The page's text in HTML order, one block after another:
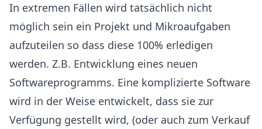
In extremen Fällen wird tatsächlich nicht
möglich sein ein Projekt und Mikroaufgaben
aufzuteilen so dass diese 100% erledigen
werden. Z.B. Entwicklung eines neuen
Softwareprogramms. Eine komplizierte Software
wird in der Weise entwickelt, dass sie zur
Verfügung gestellt wird, (oder auch zum Verkauf